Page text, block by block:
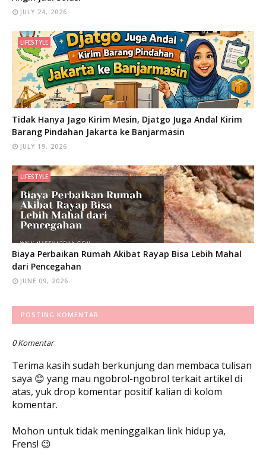
JULY 24, 2026
LIFESTYLE
Tidak Hanya Jago Kirim Mesin, Djatgo Juga Andal Kirim
Barang Pindahan Jakarta ke Banjarmasin
JULY 19, 2026
LIFESTYLE
Biaya Perbaikan Rumah Akibat Rayap Bisa Lebih Mahal
dari Pencegahan
JUNE 09, 2026
POSTING KOMENTAR
0 Komentar
Terima kasih sudah berkunjung dan membaca tulisan
saya 😊 yang mau ngobrol-ngobrol terkait artikel di
atas, yuk drop komentar positif kalian di kolom
komentar.
Mohon untuk tidak meninggalkan link hidup ya,
Frens! 😉